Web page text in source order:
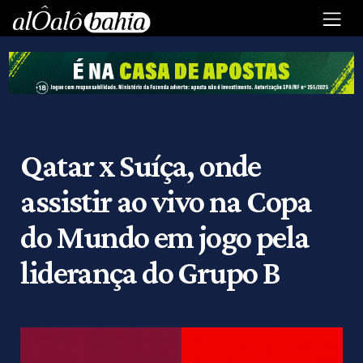
Qatar x Suíça, onde
assistir ao vivo na Copa
do Mundo em jogo pela
liderança do Grupo B